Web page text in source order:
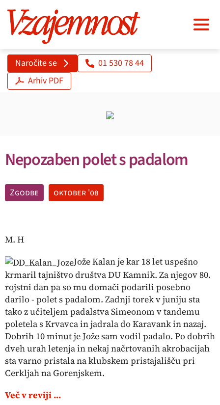
Naročite se
01 530 78 44
Arhiv PDF
Nepozaben polet s padalom
Zgodbe oktober '08
M. H
Jože Kalan je kar 18 let uspešno
krmaril tajništvo društva DU Kamnik. Za njegov 80.
rojstni dan pa so mu domači podarili posebno
darilo - polet s padalom. Zadnji torek v juniju sta
tako z učiteljem padalstva Simeonom v tandemu
poletela s Krvavca in jadrala do Karavank in nazaj.
Dobrih 10 minut je Jože sam vodil padalo. Po dobrih
dveh urah letenja in nekaj načrtovanih akrobacijah
sta varno pristala na klubskem pristajališču pri
Cerkljah na Gorenjskem.
Več v reviji ...